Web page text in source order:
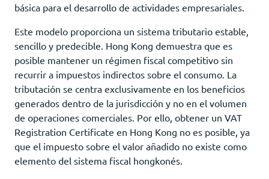
básica para el desarrollo de actividades empresariales.
Este modelo proporciona un sistema tributario estable,
sencillo y predecible. Hong Kong demuestra que es
posible mantener un régimen fiscal competitivo sin
recurrir a impuestos indirectos sobre el consumo. La
tributación se centra exclusivamente en los beneficios
generados dentro de la jurisdicción y no en el volumen
de operaciones comerciales. Por ello, obtener un VAT
Registration Certificate en Hong Kong no es posible, ya
que el impuesto sobre el valor añadido no existe como
elemento del sistema fiscal hongkonés.